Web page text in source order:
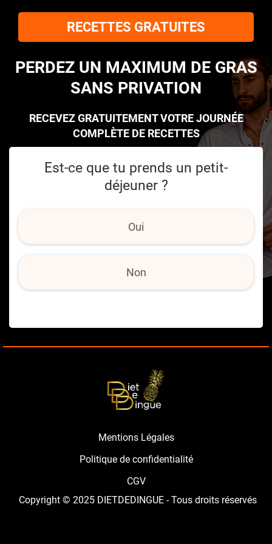
RECETTES GRATUITES
PERDEZ UN MAXIMUM DE GRAS
SANS PRIVATION
RECEVEZ GRATUITEMENT VOTRE JOURNÉE
COMPLÈTE DE RECETTES
Est-ce que tu prends un petit-
déjeuner ?
Oui
Non
Mentions Légales
Politique de confidentialité
CGV
Copyright © 2025 DIETDEDINGUE - Tous droits réservés